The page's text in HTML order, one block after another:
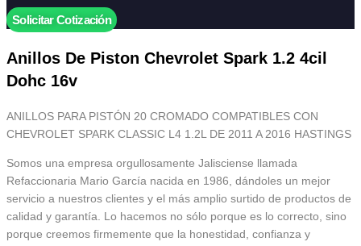
Solicitar Cotización
Anillos De Piston Chevrolet Spark 1.2 4cil
Dohc 16v
ANILLOS PARA PISTÓN 20 CROMADO COMPATIBLES CON
CHEVROLET SPARK CLASSIC L4 1.2L DE 2011 A 2016 HASTINGS
Somos una empresa orgullosamente Jalisciense llamada
Refaccionaria Mario García nacida en 1986, dándoles un mejor
servicio a nuestros clientes y el más amplio surtido de productos de
calidad y garantía. Lo hacemos no sólo porque es lo correcto, sino
porque creemos firmemente que la honestidad, confianza y